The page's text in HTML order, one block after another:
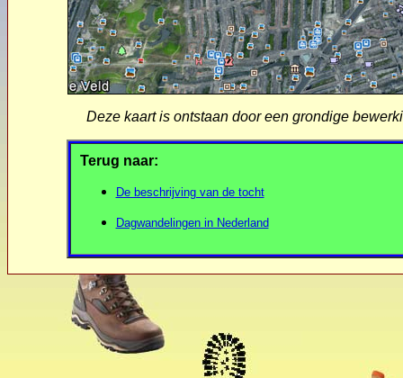
Deze kaart is ontstaan door een grondige
Terug naar:
De beschrijving van de tocht
Dagwandelingen in Nederland